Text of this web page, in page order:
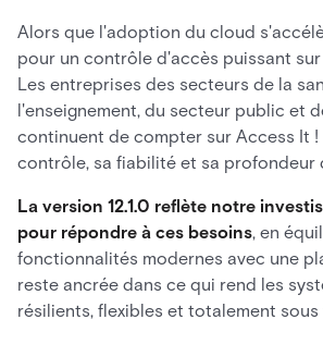
Alors que l'adoption du cloud
pour un contrôle d'accès puissant
Les entreprises des secteurs de la
l'enseignement, du secteur public et
continuent de compter sur Access It !
contrôle, sa fiabilité et sa profondeur
La version 12.1.0 reflète notre
pour répondre à ces besoins, en
fonctionnalités modernes avec une
reste ancrée dans ce qui rend les
résilients, flexibles et totalement